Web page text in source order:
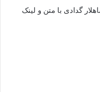
گدادی با متن و لینک